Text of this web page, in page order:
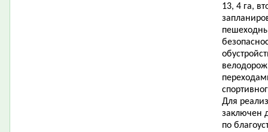
13, 4 га,
Для
заключен
по